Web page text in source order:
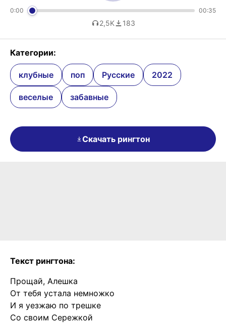
0:00 00:35
2,5K 183
Категории:
клубные поп Русские 2022
веселые забавные
Скачать рингтон
Текст рингтона:
Прощай, Алешка
От тебя устала немножко
И я уезжаю по трешке
Со своим Сережкой